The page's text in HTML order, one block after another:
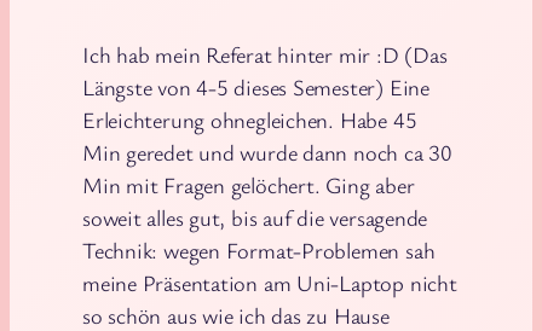
Ich hab mein Referat hinter mir :D (Das
Längste von 4-5 dieses Semester) Eine
Erleichterung ohnegleichen. Habe 45
Min geredet und wurde dann noch ca 30
Min mit Fragen gelöchert. Ging aber
soweit alles gut, bis auf die versagende
Technik: wegen Format-Problemen sah
meine Präsentation am Uni-Laptop nicht
so schön aus wie ich das zu Hause